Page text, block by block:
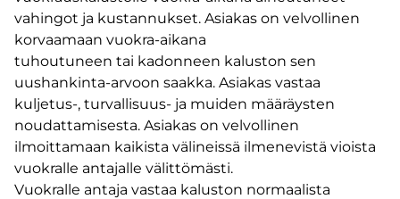
vahingot ja kustannukset. Asiakas on velvollinen
korvaamaan vuokra-aikana
tuhoutuneen tai kadonneen kaluston sen
uushankinta-arvoon saakka. Asiakas vastaa
kuljetus-, turvallisuus- ja muiden määräysten
noudattamisesta. Asiakas on velvollinen
ilmoittamaan kaikista välineissä ilmenevistä vioista
vuokralle antajalle välittömästi.
Vuokralle antaja vastaa kaluston normaalista